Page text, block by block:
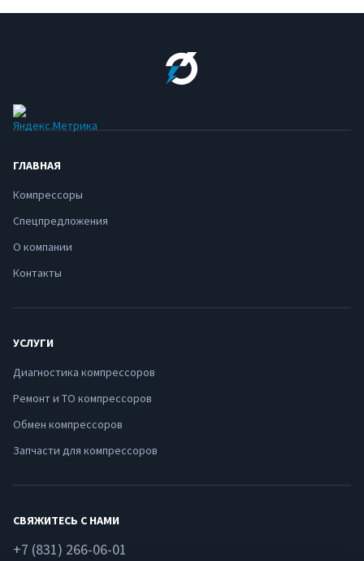
ГЛАВНАЯ
Компрессоры
Спецпредложения
О компании
Контакты
УСЛУГИ
Диагностика компрессоров
Ремонт и ТО компрессоров
Обмен компрессоров
Запчасти для компрессоров
СВЯЖИТЕСЬ С НАМИ
+7 (831) 266-06-01